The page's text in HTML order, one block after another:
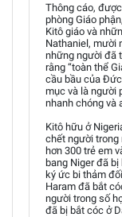
Thông cáo,
phòng Giáo
Kitô giáo và
Nathaniel, mười
những người đã
rằng “toàn thể
cầu bầu của
mục và là người
nhanh chóng và
Kitô hữu ở
chết người trong
hơn 300 trẻ em
bang Niger đã
ký ức bi thảm
Haram đã bắt
người trong số
đã bị bắt cóc ở